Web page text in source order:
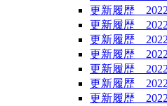
更新履歴
更新履歴
更新履歴
更新履歴
更新履歴
更新履歴
更新履歴